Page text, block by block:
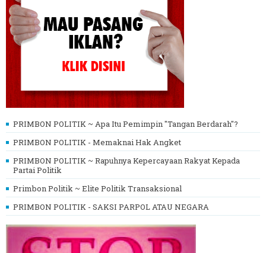
PRIMBON POLITIK ~ Apa Itu Pemimpin "Tangan Berdarah"?
PRIMBON POLITIK - Memaknai Hak Angket
PRIMBON POLITIK ~ Rapuhnya Kepercayaan Rakyat Kepada
Partai Politik
Primbon Politik ~ Elite Politik Transaksional
PRIMBON POLITIK - SAKSI PARPOL ATAU NEGARA